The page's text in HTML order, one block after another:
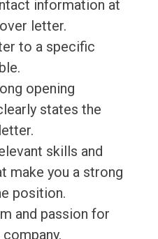
information at
letter.
to a specific
opening
states the
skills and
make you a strong
position.
and passion for